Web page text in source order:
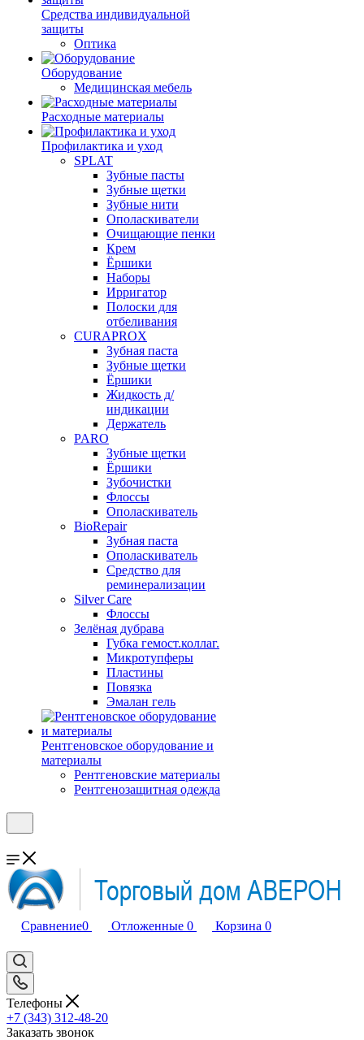
Средства индивидуальной
защиты
Оптика
Оборудование
Медицинская мебель
Расходные материалы
Профилактика и уход
SPLAT
Зубные пасты
Зубные щетки
Зубные нити
Ополаскиватели
Очищающие пенки
Крем
Ёршики
Наборы
Ирригатор
Полоски для
отбеливания
CURAPROX
Зубная паста
Зубные щетки
Ёршики
Жидкость д/
индикации
Держатель
PARO
Зубные щетки
Ёршики
Зубочистки
Флоссы
Ополаскиватель
BioRepair
Зубная паста
Ополаскиватель
Средство для
реминерализации
Silver Care
Флоссы
Зелёная дубрава
Губка гемост.коллаг.
Микротупферы
Пластины
Повязка
Эмалан гель
Рентгеновское оборудование и
материалы
Рентгеновские материалы
Рентгенозащитная одежда
Сравнение0 Отложенные 0 Корзина 0
Телефоны
+7 (343) 312-48-20
Заказать звонок